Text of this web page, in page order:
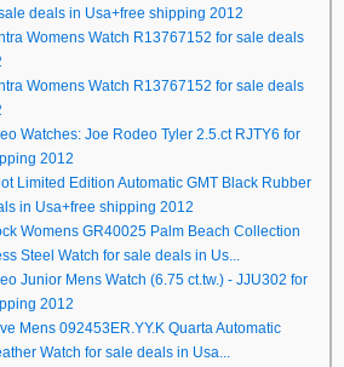
deals in Usa+free shipping 2012
Womens Watch R13767152 for sale deals
Womens Watch R13767152 for sale deals
Watches: Joe Rodeo Tyler 2.5.ct RJTY6 for
2012
Limited Edition Automatic GMT Black Rubber
in Usa+free shipping 2012
Womens GR40025 Palm Beach Collection
Steel Watch for sale deals in Us...
Junior Mens Watch (6.75 ct.tw.) - JJU302 for
2012
Mens 092453ER.YY.K Quarta Automatic
Watch for sale deals in Usa...